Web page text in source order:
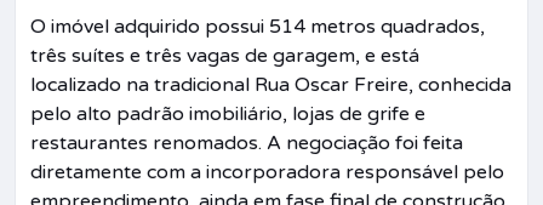
O imóvel adquirido possui 514 metros quadrados,
três suítes e três vagas de garagem, e está
localizado na tradicional Rua Oscar Freire, conhecida
pelo alto padrão imobiliário, lojas de grife e
restaurantes renomados. A negociação foi feita
diretamente com a incorporadora responsável pelo